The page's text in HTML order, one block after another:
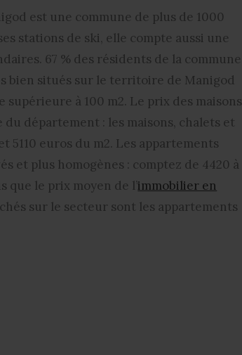
est une commune de plus de 1000
stations de ski, elle compte aussi une
67 % des résidents de la commune
bien situés sur le territoire de Manigod
supérieure à 100 m2. Le prix des maisons
département : les maisons, chalets et
5110 euros du m2. Les appartements
et plus homogènes : comptez de 4420 à
que le prix moyen de l’immobilier en
sur le secteur sont les appartements